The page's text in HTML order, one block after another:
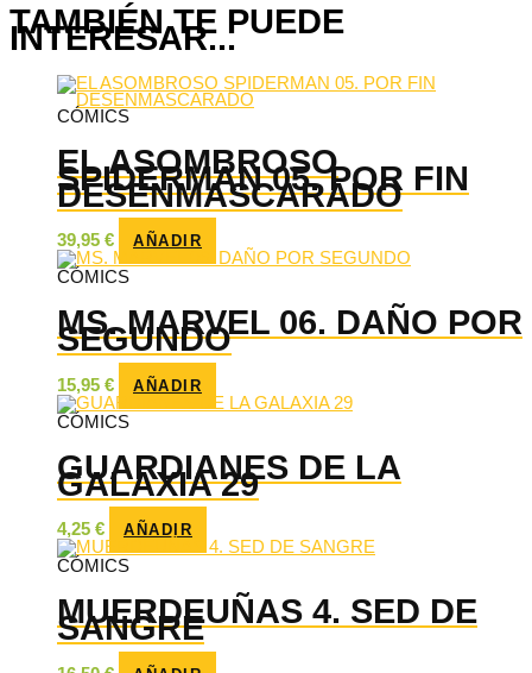
TAMBIÉN TE PUEDE
INTERESAR...
CÓMICS
EL ASOMBROSO
SPIDERMAN 05. POR FIN
DESENMASCARADO
39,95 € AÑADIR
CÓMICS
MS. MARVEL 06. DAÑO POR
SEGUNDO
15,95 € AÑADIR
CÓMICS
GUARDIANES DE LA
GALAXIA 29
4,25 € AÑADIR
CÓMICS
MUERDEUÑAS 4. SED DE
SANGRE